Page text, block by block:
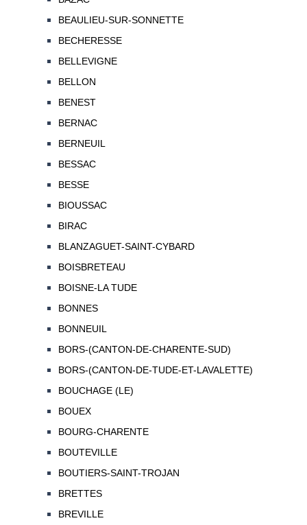
BEAULIEU-SUR-SONNETTE
BECHERESSE
BELLEVIGNE
BELLON
BENEST
BERNAC
BERNEUIL
BESSAC
BESSE
BIOUSSAC
BIRAC
BLANZAGUET-SAINT-CYBARD
BOISBRETEAU
BOISNE-LA TUDE
BONNES
BONNEUIL
BORS-(CANTON-DE-CHARENTE-SUD)
BORS-(CANTON-DE-TUDE-ET-LAVALETTE)
BOUCHAGE (LE)
BOUEX
BOURG-CHARENTE
BOUTEVILLE
BOUTIERS-SAINT-TROJAN
BRETTES
BREVILLE